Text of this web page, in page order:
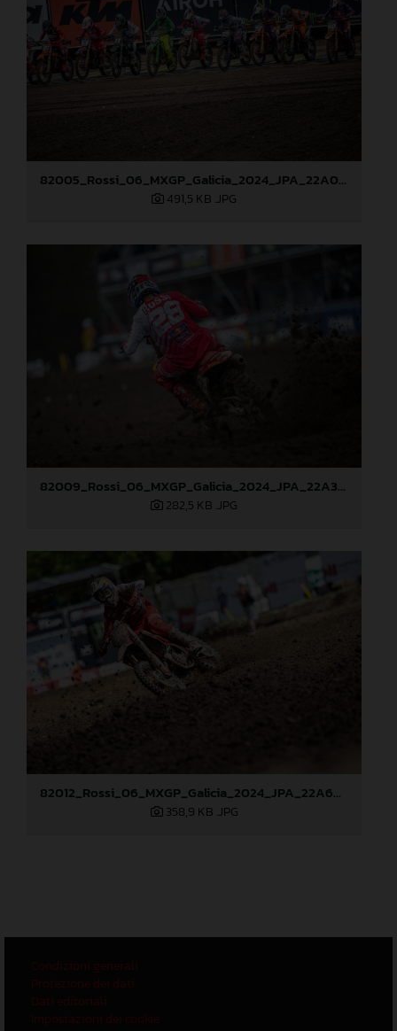
82005_Rossi_06_MXGP_Galicia_2024_JPA_22A0719
491,5 KB .JPG
82009_Rossi_06_MXGP_Galicia_2024_JPA_22A3049
282,5 KB .JPG
82012_Rossi_06_MXGP_Galicia_2024_JPA_22A6628
358,9 KB .JPG
Condizioni generali
Protezione dei dati
Dati editoriali
Impostazioni dei cookie